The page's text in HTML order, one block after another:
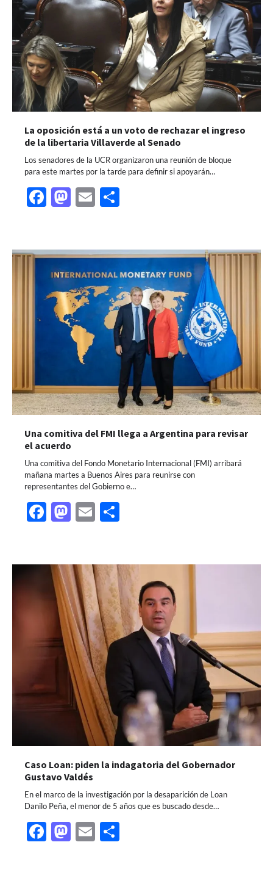
La oposición está a un voto de rechazar el ingreso
de la libertaria Villaverde al Senado
Los senadores de la UCR organizaron una reunión de bloque
para este martes por la tarde para definir si apoyarán…
Facebook
Mastodon
Email
Una comitiva del FMI llega a Argentina para revisar
el acuerdo
Una comitiva del Fondo Monetario Internacional (FMI) arribará
mañana martes a Buenos Aires para reunirse con
representantes del Gobierno e…
Facebook
Mastodon
Email
Caso Loan: piden la indagatoria del Gobernador
Gustavo Valdés
En el marco de la investigación por la desaparición de Loan
Danilo Peña, el menor de 5 años que es buscado desde…
Facebook
Mastodon
Email